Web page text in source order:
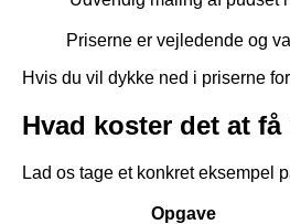
Priserne er vejledende og
Hvis du vil dykke ned i priserne
Hvad koster det at få
Lad os tage et konkret eksempel
Opgave